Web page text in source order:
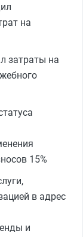
на
затраты на
15%
в адрес
и